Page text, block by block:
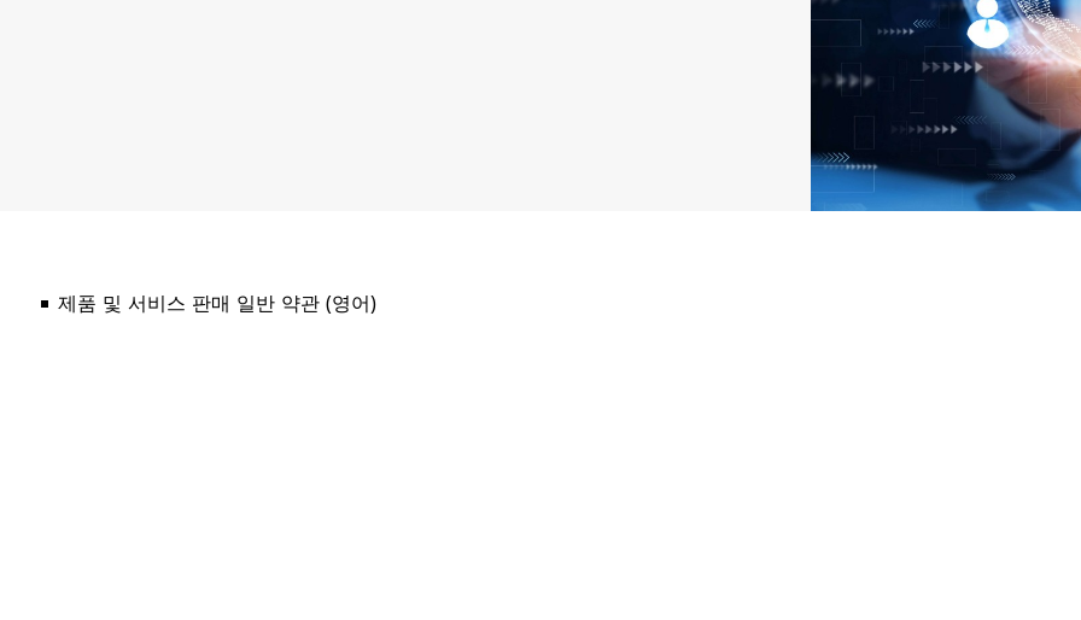
제품 및 서비스 판매 일반 약관 (영어)